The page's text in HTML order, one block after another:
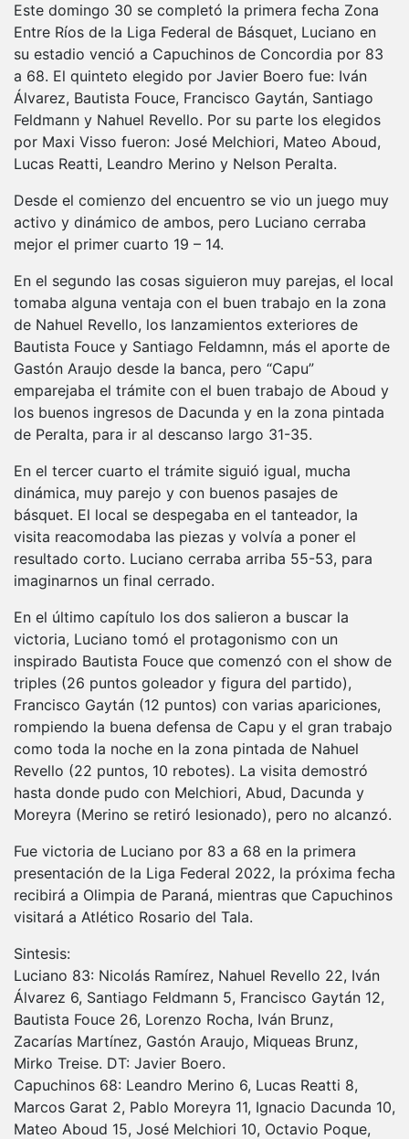
Este domingo 30 se completó la primera fecha Zona
Entre Ríos de la Liga Federal de Básquet, Luciano en
su estadio venció a Capuchinos de Concordia por 83
a 68. El quinteto elegido por Javier Boero fue: Iván
Álvarez, Bautista Fouce, Francisco Gaytán, Santiago
Feldmann y Nahuel Revello. Por su parte los elegidos
por Maxi Visso fueron: José Melchiori, Mateo Aboud,
Lucas Reatti, Leandro Merino y Nelson Peralta.
Desde el comienzo del encuentro se vio un juego muy
activo y dinámico de ambos, pero Luciano cerraba
mejor el primer cuarto 19 – 14.
En el segundo las cosas siguieron muy parejas, el local
tomaba alguna ventaja con el buen trabajo en la zona
de Nahuel Revello, los lanzamientos exteriores de
Bautista Fouce y Santiago Feldamnn, más el aporte de
Gastón Araujo desde la banca, pero “Capu”
emparejaba el trámite con el buen trabajo de Aboud y
los buenos ingresos de Dacunda y en la zona pintada
de Peralta, para ir al descanso largo 31-35.
En el tercer cuarto el trámite siguió igual, mucha
dinámica, muy parejo y con buenos pasajes de
básquet. El local se despegaba en el tanteador, la
visita reacomodaba las piezas y volvía a poner el
resultado corto. Luciano cerraba arriba 55-53, para
imaginarnos un final cerrado.
En el último capítulo los dos salieron a buscar la
victoria, Luciano tomó el protagonismo con un
inspirado Bautista Fouce que comenzó con el show de
triples (26 puntos goleador y figura del partido),
Francisco Gaytán (12 puntos) con varias apariciones,
rompiendo la buena defensa de Capu y el gran trabajo
como toda la noche en la zona pintada de Nahuel
Revello (22 puntos, 10 rebotes). La visita demostró
hasta donde pudo con Melchiori, Abud, Dacunda y
Moreyra (Merino se retiró lesionado), pero no alcanzó.
Fue victoria de Luciano por 83 a 68 en la primera
presentación de la Liga Federal 2022, la próxima fecha
recibirá a Olimpia de Paraná, mientras que Capuchinos
visitará a Atlético Rosario del Tala.
Sintesis:
Luciano 83: Nicolás Ramírez, Nahuel Revello 22, Iván
Álvarez 6, Santiago Feldmann 5, Francisco Gaytán 12,
Bautista Fouce 26, Lorenzo Rocha, Iván Brunz,
Zacarías Martínez, Gastón Araujo, Miqueas Brunz,
Mirko Treise. DT: Javier Boero.
Capuchinos 68: Leandro Merino 6, Lucas Reatti 8,
Marcos Garat 2, Pablo Moreyra 11, Ignacio Dacunda 10,
Mateo Aboud 15, José Melchiori 10, Octavio Poque,